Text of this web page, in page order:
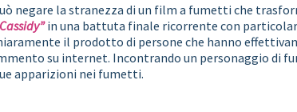
negare la stranezza di un film a fumetti che
in una battuta finale ricorrente con
il prodotto di persone che hanno
su internet. Incontrando un personaggio di
apparizioni nei fumetti.